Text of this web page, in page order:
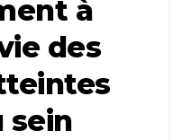
à
des
sein